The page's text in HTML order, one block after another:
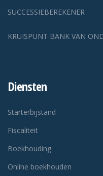
SUCCESSIEBEREKENER
KRUISPUNT BANK VAN
Diensten
Starterbijstand
Fiscaliteit
Boekhouding
Online boekhouden